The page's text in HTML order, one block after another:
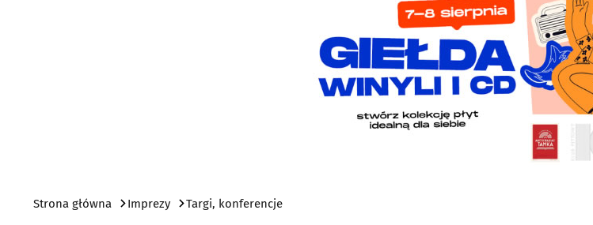
Strona główna Imprezy Targi, konferencje